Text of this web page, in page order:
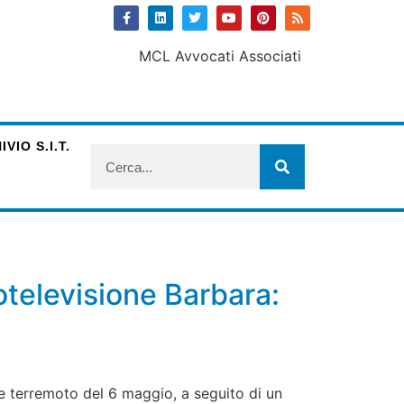
S.I.T.
Barbara:
terremoto del 6 maggio, a seguito di un